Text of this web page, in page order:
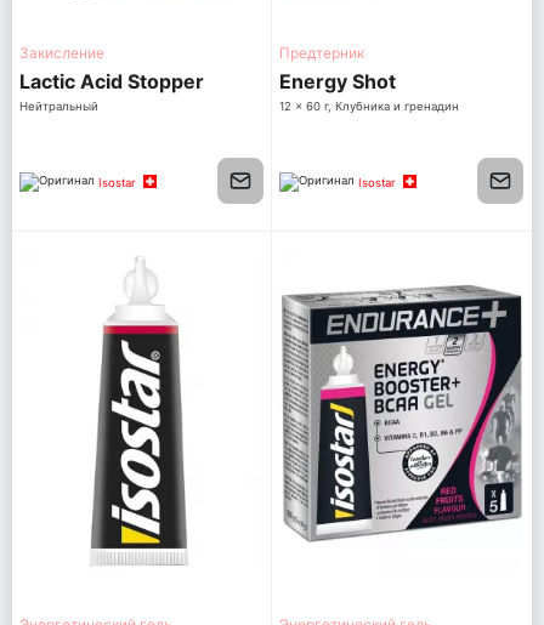
Закисление
Lactic Acid Stopper
Нейтральный
Isostar
Предтерник
Energy Shot
12 x 60 г, Клубника и гренадин
Isostar